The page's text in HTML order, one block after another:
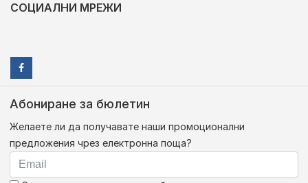
СОЦИАЛНИ МРЕЖИ
Абониране за бюлетин
Желаете ли да получавате наши промоционални
предложения чрез електронна поща?